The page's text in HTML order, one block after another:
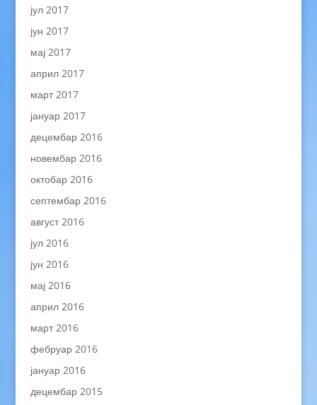
јул 2017
јун 2017
мај 2017
април 2017
март 2017
јануар 2017
децембар 2016
новембар 2016
октобар 2016
септембар 2016
август 2016
јул 2016
јун 2016
мај 2016
април 2016
март 2016
фебруар 2016
јануар 2016
децембар 2015